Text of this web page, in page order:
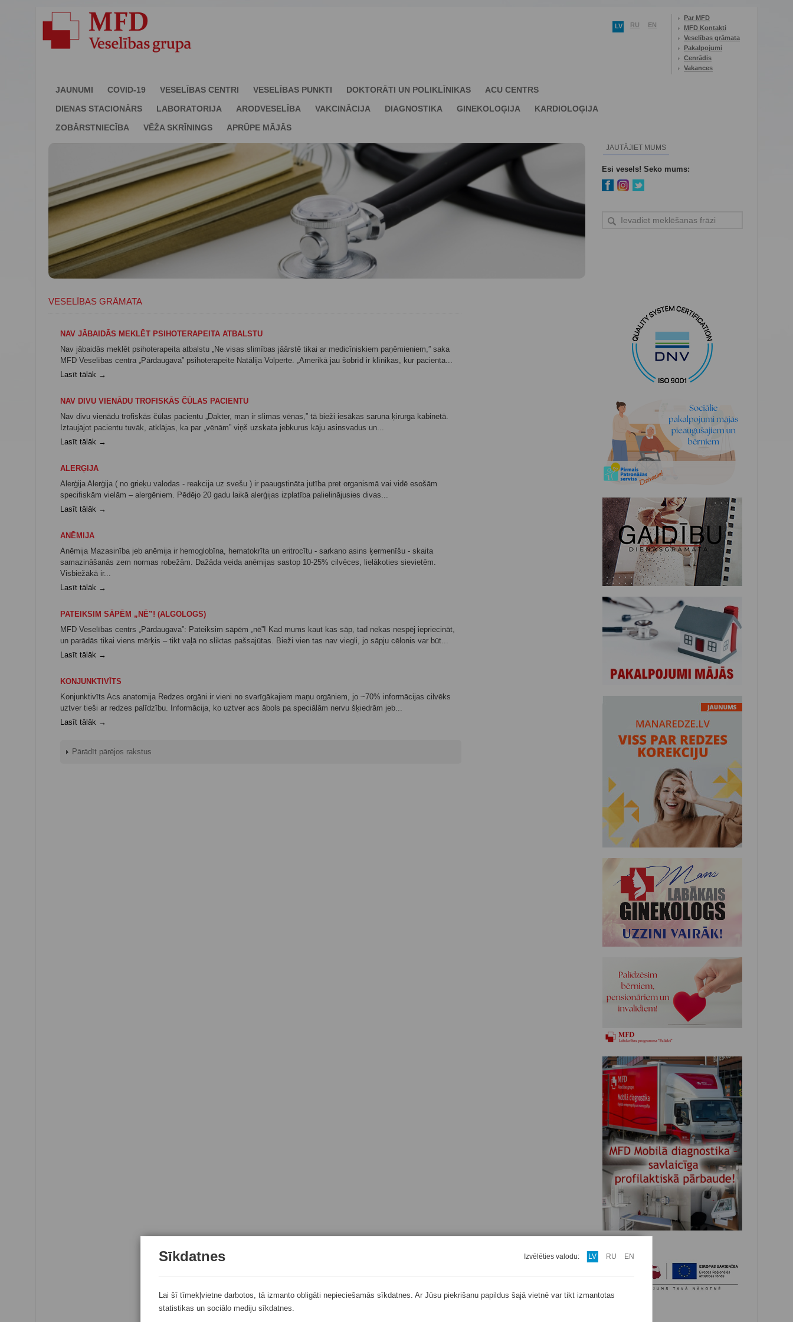
LV RU EN
Par MFD
MFD Kontakti
Veselības grāmata
Pakalpojumi
Cenrādis
Vakances
JAUNUMI COVID-19 VESELĪBAS CENTRI VESELĪBAS PUNKTI DOKTORĀTI UN POLIKLĪNIKAS
ACU CENTRS
DIENAS STACIONĀRS
LABORATORIJA ARODVESELĪBA VAKCINĀCIJA DIAGNOSTIKA GINEKOLOĢIJA
KARDIOLOĢIJA
ZOBĀRSTNIECĪBA
VĒŽA SKRĪNINGS APRŪPE MĀJĀS
JAUTĀJIET MUMS
Esi vesels! Seko mums:
VESELĪBAS GRĀMATA
NAV JĀBAIDĀS MEKLĒT PSIHOTERAPEITA ATBALSTU
Nav jābaidās meklēt psihoterapeita atbalstu „Ne visas slimības jāārstē tikai ar medicīniskiem paņēmieniem,” saka
MFD Veselības centra „Pārdaugava” psihoterapeite Natālija Volperte. „Amerikā jau šobrīd ir klīnikas, kur pacienta...
Lasīt tālāk →
NAV DIVU VIENĀDU TROFISKĀS ČŪLAS PACIENTU
Nav divu vienādu trofiskās čūlas pacientu „Dakter, man ir slimas vēnas,” tā bieži iesākas saruna ķirurga kabinetā.
Iztaujājot pacientu tuvāk, atklājas, ka par „vēnām” viņš uzskata jebkurus kāju asinsvadus un...
Lasīt tālāk →
ALERĢIJA
Alerģija Alerģija ( no grieķu valodas - reakcija uz svešu ) ir paaugstināta jutība pret organismā vai vidē esošām
specifiskām vielām – alergēniem. Pēdējo 20 gadu laikā alerģijas izplatība palielinājusies divas...
Lasīt tālāk →
ANĒMIJA
Anēmija Mazasinība jeb anēmija ir hemoglobīna, hematokrīta un eritrocītu - sarkano asins ķermenīšu - skaita
samazināšanās zem normas robežām. Dažāda veida anēmijas sastop 10-25% cilvēces, lielākoties sievietēm.
Visbiežākā ir...
Lasīt tālāk →
PATEIKSIM SĀPĒM „NĒ”! (ALGOLOGS)
MFD Veselības centrs „Pārdaugava”: Pateiksim sāpēm „nē”! Kad mums kaut kas sāp, tad nekas nespēj iepriecināt,
un parādās tikai viens mērķis – tikt vaļā no sliktas pašsajūtas. Bieži vien tas nav viegli, jo sāpju cēlonis var būt...
Lasīt tālāk →
KONJUNKTIVĪTS
Konjunktivīts Acs anatomija Redzes orgāni ir vieni no svarīgākajiem maņu orgāniem, jo ~70% informācijas cilvēks
uztver tieši ar redzes palīdzību. Informācija, ko uztver acs ābols pa speciālām nervu šķiedrām jeb...
Lasīt tālāk →
Pārādīt pārējos rakstus
Sīkdatnes Izvēlēties valodu: LV RU EN
Lai šī tīmekļvietne darbotos, tā izmanto obligāti nepieciešamās sīkdatnes. Ar Jūsu piekrišanu papildus šajā vietnē var tikt izmantotas
statistikas un sociālo mediju sīkdatnes.